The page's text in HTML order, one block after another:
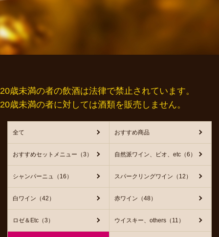
20歳未満の者の飲酒は法律で禁止されています。
20歳未満の者に対しては酒類を販売しません。
全て おすすめ商品
おすすめセットメニュー（3） 自然派ワイン、ビオ、etc（6）
シャンパーニュ（16） スパークリングワイン（12）
白ワイン（42） 赤ワイン（48）
ロゼ＆Etc（3） ウイスキー、others（11）